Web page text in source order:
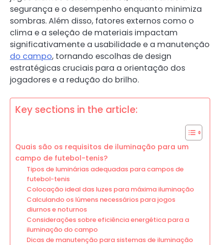
segurança e o desempenho enquanto minimiza
sombras. Além disso, fatores externos como o
clima e a seleção de materiais impactam
significativamente a usabilidade e a manutenção
do campo, tornando escolhas de design
estratégicas cruciais para a orientação dos
jogadores e a redução do brilho.
Key sections in the article:
Quais são os requisitos de iluminação para um
campo de futebol-tenis?
Tipos de luminárias adequadas para campos de
futebol-tenis
Colocação ideal das luzes para máxima iluminação
Calculando os lúmens necessários para jogos
diurnos e noturnos
Considerações sobre eficiência energética para a
iluminação do campo
Dicas de manutenção para sistemas de iluminação